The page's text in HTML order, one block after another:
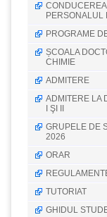
CONDUCEREA
PERSONALUL
PROGRAME
ȘCOALA
CHIMIE
ADMITERE
ADMITERE LA
I ŞI II
GRUPELE DE
2026
ORAR
TUTORIAT
GHIDUL